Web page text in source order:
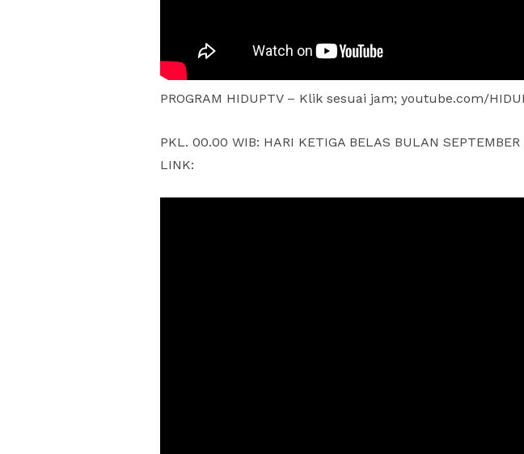
PROGRAM HIDUPTV – Klik sesuai jam; youtube.com/
PKL. 00.00 WIB: HARI KETIGA BELAS BULAN
LINK: